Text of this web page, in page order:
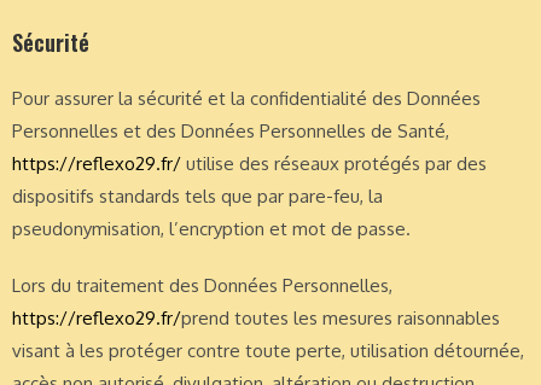
Sécurité
Pour assurer la sécurité et la confidentialité des Données
Personnelles et des Données Personnelles de Santé,
https://reflexo29.fr/ utilise des réseaux protégés par des
dispositifs standards tels que par pare-feu, la
pseudonymisation, l’encryption et mot de passe.
Lors du traitement des Données Personnelles,
https://reflexo29.fr/prend toutes les mesures raisonnables
visant à les protéger contre toute perte, utilisation détournée,